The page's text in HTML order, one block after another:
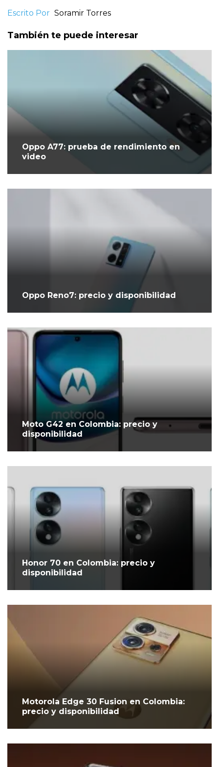
Escrito Por Soramir Torres
También te puede interesar
Oppo A77: prueba de rendimiento en
video
Oppo Reno7: precio y disponibilidad
Moto G42 en Colombia: precio y
disponibilidad
Honor 70 en Colombia: precio y
disponibilidad
Motorola Edge 30 Fusion en Colombia:
precio y disponibilidad